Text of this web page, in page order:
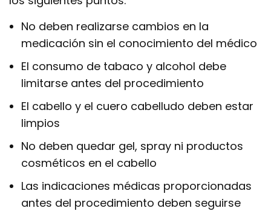
No deben realizarse cambios en la
medicación sin el conocimiento del médico
El consumo de tabaco y alcohol debe
limitarse antes del procedimiento
El cabello y el cuero cabelludo deben estar
limpios
No deben quedar gel, spray ni productos
cosméticos en el cabello
Las indicaciones médicas proporcionadas
antes del procedimiento deben seguirse